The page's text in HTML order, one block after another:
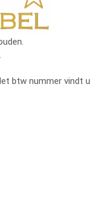
btw nummer vindt u